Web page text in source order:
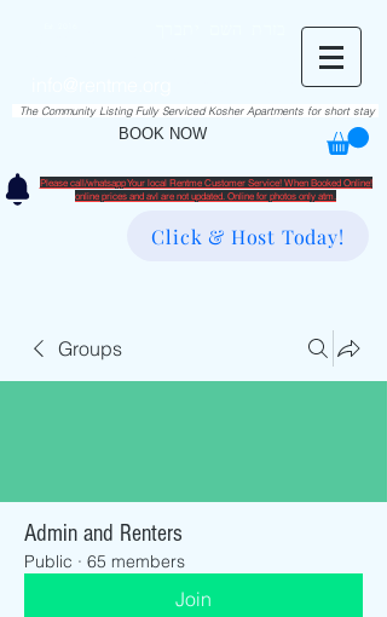
BOOK NOW
The Community Listing Fully Serviced Kosher Apartments for short stay
Please call/whatsapp Your local Rentme Customer Service! When Booked Online!
​online prices and avl are not updated. Online for photos only atm.
Click & Host Today!
Groups
Admin and Renters
Public · 65 members
Join